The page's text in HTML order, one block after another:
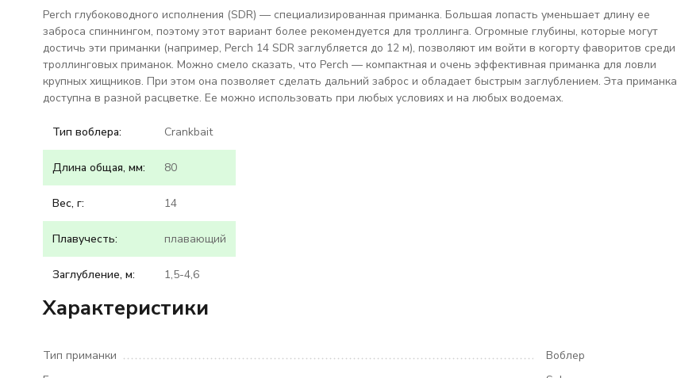
Perch глубоководного исполнения (SDR) — специализированная приманка. Большая лопасть уменьшает длину ее
заброса спиннингом, поэтому этот вариант более рекомендуется для троллинга. Огромные глубины, которые могут
достичь эти приманки (например, Perch 14 SDR заглубляется до 12 м), позволяют им войти в когорту фаворитов среди
троллинговых приманок. Можно смело сказать, что Perch — компактная и очень эффективная приманка для ловли
крупных хищников. При этом она позволяет сделать дальний заброс и обладает быстрым заглублением. Эта приманка
доступна в разной расцветке. Ее можно использовать при любых условиях и на любых водоемах.
Тип воблера: Crankbait
Длина общая, мм: 80
Вес, г: 14
Плавучесть: плавающий
Заглубление, м: 1,5-4,6
Характеристики
Тип приманки
Воблер